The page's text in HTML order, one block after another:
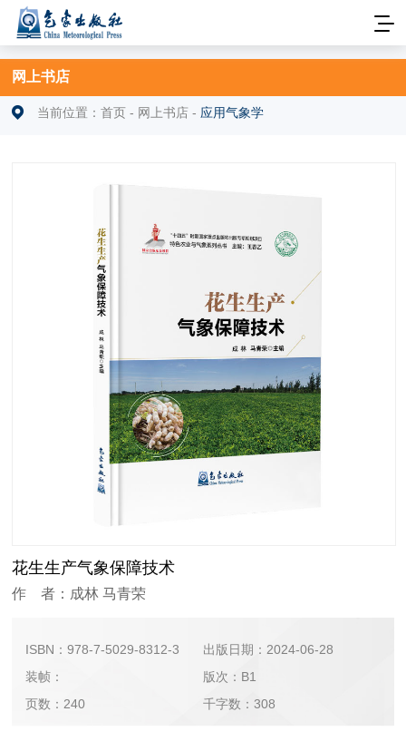
网上书店
当前位置：首页 - 网上书店 - 应用气象学
花生生产气象保障技术
作 者：成林 马青荣
ISBN：978-7-5029-8312-3
出版日期：2024-06-28
装帧：
版次：B1
页数：240
千字数：308